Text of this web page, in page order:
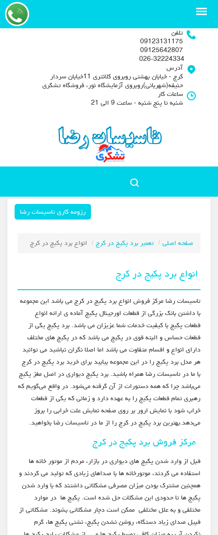
تلفن
09123131175
09125642807
آدرس
کرج - خیابان بهشتی روبروی کلانتری 11خیابان سردار
حنیفه(شهربانی)روبروی آزمایشگاه نور، فروشگاه تشکری
ساعات کار
شنبه تا پنج شنبه - ساعت 9 الی 21
رزومه کاری تاسیسات رضا
صفحه اصلی تعمیر برد پکیج در کرج انواع برد پکیج در کرج
انواع برد پکیج در کرج
تاسیسات رضا مرکز فروش انواع برد پکیج در کرج می باشد این مجموعه
با داشتن بانک بزرگی از قطعات اورجینال پکیج آماده ی ارائه انواع
قطعات پکیج با کیفیت خدمات شما عزیزان می باشد. برد پکیج یکی از
قطعات حساس و البته قوی در پکیج می باشد که در پکیج های مختلف
دارای انواع و اقسام متفاوت می باشد اما اصلا نگران نباشید می توانید
هر مدل برد پکیج را در این مجموعه بیابید برای خرید برد پکیج در کرج
با ما در تاسیسات رضا همراه باشید. برد پکیج دیواری در اصل مغز پکیج
می‌باشد چرا که همه دستورات از آن گرفته می‌شود. در واقع می‌گویم که
رهبری تمام قطعات پکیج را به عهده دارد و زمانی که یکی از قطعات
خراب شود با نمایش ارور بر روی صفحه نمایش علت خرابی را بروز
می‌دهد.بهترین برد پکیج در کرج را از ما در تاسیسات رضا بخواهید.
مرکز فروش برد پکیج در کرج
قبل از وارد شدن پکیج های دیواری در بازار، مردم از موتور خانه ها
استفاده می کردند، موتورخانه ها با صداهای زیادی که تولید می کردند و
همچنین مشترک بودن میزان مصرفی مشکلاتی داشتند که با وارد شدن
پکیج ها تا حدودی این مشکلات حل شده است. پکیج ها در موارد
مختلفی و به علل مختلفی ممکن است دچار مشکلاتی بشوند. مشکلاتی از
قبیل صدای زیاد دستگاه، روشن نشدن پکیج، نشتی پکیج ها، گرم